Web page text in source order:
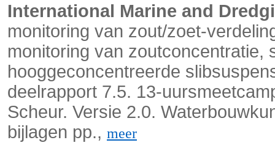
International Marine and
monitoring van zout/zoet-
monitoring van zoutconcentratie,
hooggeconcentreerde
deelrapport 7.5. 13-
Scheur. Versie 2.0.
bijlagen pp., meer